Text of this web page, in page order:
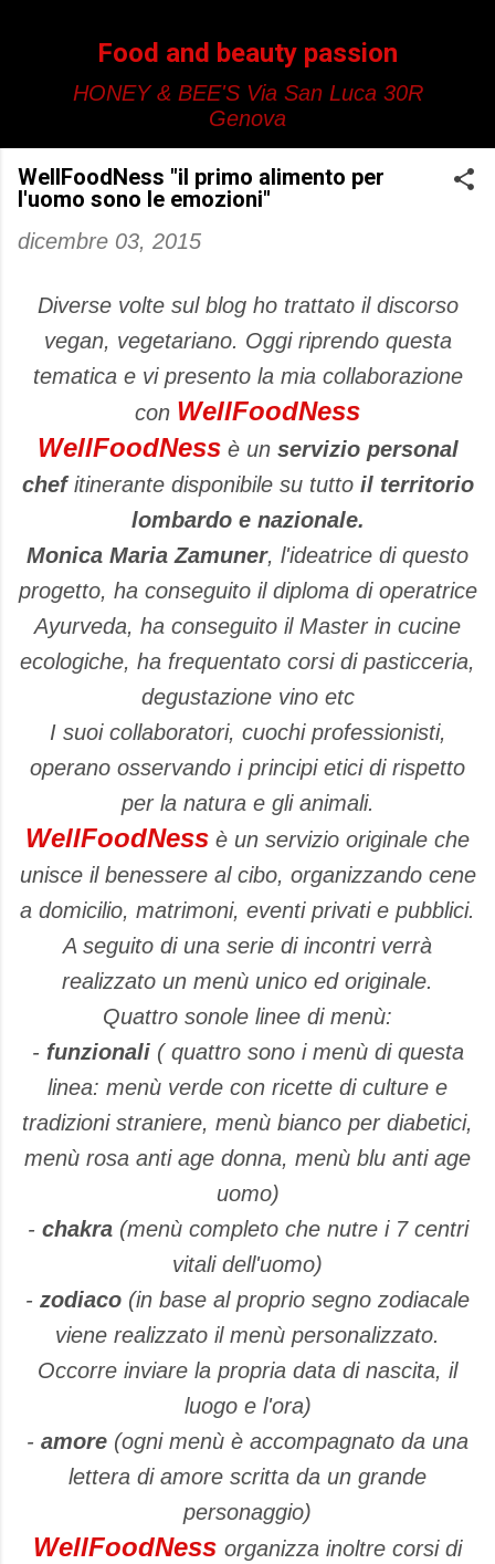
Food and beauty passion
HONEY & BEE'S Via San Luca 30R
Genova
WellFoodNess "il primo alimento per
l'uomo sono le emozioni"
dicembre 03, 2015
Diverse volte sul blog ho trattato il discorso
vegan, vegetariano. Oggi riprendo questa
tematica e vi presento la mia collaborazione
con WellFoodNess
WellFoodNessè un servizio personal
chefitinerante disponibile su tutto il territorio
lombardo e nazionale.
Monica Maria Zamuner, l'ideatrice di questo
progetto, ha conseguito il diploma di operatrice
Ayurveda, ha conseguito il Master in cucine
ecologiche, ha frequentato corsi di pasticceria,
degustazione vino etc
I suoi collaboratori, cuochi professionisti,
operano osservando i principi etici di rispetto
per la natura e gli animali.
WellFoodNess è un servizio originale che
unisce il benessere al cibo, organizzando cene
a domicilio, matrimoni, eventi privati e pubblici.
A seguito di una serie di incontri verrà
realizzato un menù unico ed originale.
Quattro sonole linee di menù:
- funzionali ( quattro sono i menù di questa
linea: menù verde con ricette di culture e
tradizioni straniere, menù bianco per diabetici,
menù rosa anti age donna, menù blu anti age
uomo)
- chakra(menù completo che nutre i 7 centri
vitali dell'uomo)
- zodiaco (in base al proprio segno zodiacale
viene realizzato il menù personalizzato.
Occorre inviare la propria data di nascita, il
luogo e l'ora)
- amore (ogni menù è accompagnato da una
lettera di amore scritta da un grande
personaggio)
WellFoodNess organizza inoltre corsi di